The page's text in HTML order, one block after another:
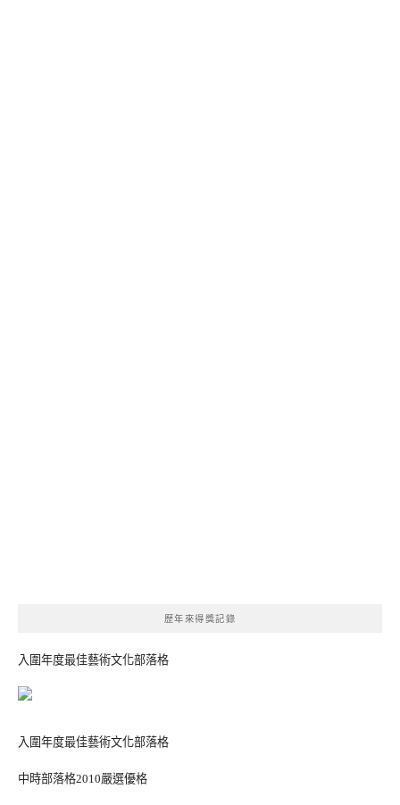
歷年來得獎記錄
入圍年度最佳藝術文化部落格
入圍年度最佳藝術文化部落格
中時部落格2010嚴選優格